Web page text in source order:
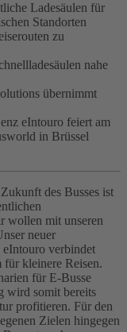
Ladesäulen für
Standorten
zu
nahe
übernimmt
eIntouro feiert am
in Brüssel
des Busses ist
wollen mit unseren
neuer
eIntouro verbindet
für kleinere Reisen.
für E‑Busse
wird somit bereits
profitieren. Für den
Zielen hingegen